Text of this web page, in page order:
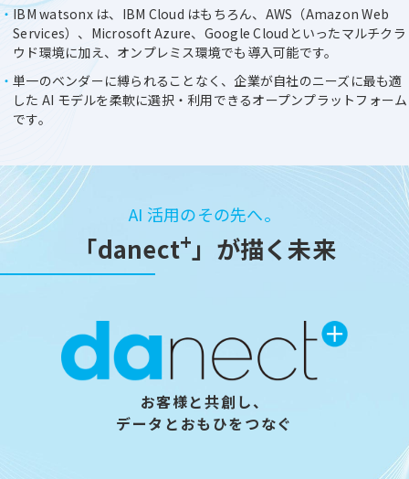
IBM watsonx は、IBM Cloud はもちろん、AWS（Amazon Web
Services）、Microsoft Azure、Google Cloudといったマルチクラ
ウド環境に加え、オンプレミス環境でも導入可能です。
単一のベンダーに縛られることなく、企業が自社のニーズに最も適
した AI モデルを柔軟に選択・利用できるオープンプラットフォーム
です。
AI 活用のその先へ。
「danect+ 」が描く未来
お客様と共創し、
データとおもひをつなぐ